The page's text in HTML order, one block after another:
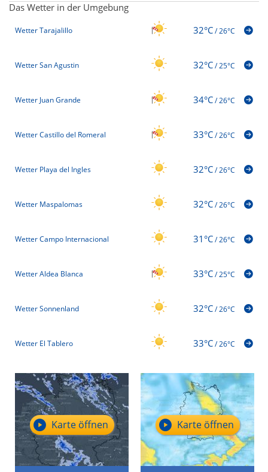
Das Wetter in der Umgebung
Wetter Tarajalillo 32°C/26°C
Wetter San Agustin 32°C/25°C
Wetter Juan Grande 34°C/26°C
Wetter Castillo del Romeral 33°C/26°C
Wetter Playa del Ingles 32°C/26°C
Wetter Maspalomas 32°C/26°C
Wetter Campo Internacional 31°C/26°C
Wetter Aldea Blanca 33°C/25°C
Wetter Sonnenland 32°C/26°C
Wetter El Tablero 33°C/26°C
Karte öffnen Karte öffnen